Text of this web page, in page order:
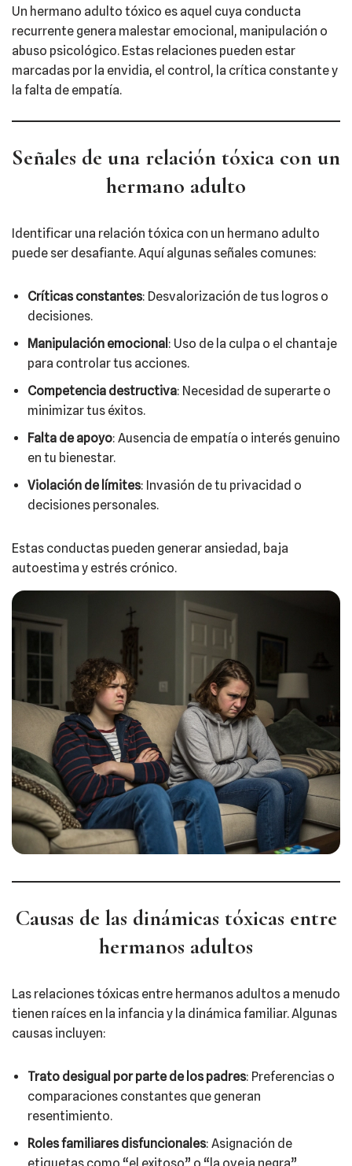
Un hermano adulto tóxico es aquel cuya conducta
recurrente genera malestar emocional, manipulación o
abuso psicológico. Estas relaciones pueden estar
marcadas por la envidia, el control, la crítica constante y
la falta de empatía.
Señales de una relación tóxica con un
hermano adulto
Identificar una relación tóxica con un hermano adulto
puede ser desafiante. Aquí algunas señales comunes:​
Críticas constantes: Desvalorización de tus logros o
decisiones.​
Manipulación emocional : Uso de la culpa o el chantaje
para controlar tus acciones.​
Competencia destructiva: Necesidad de superarte o
minimizar tus éxitos.​
Falta de apoyo: Ausencia de empatía o interés genuino
en tu bienestar.​
Violación de límites: Invasión de tu privacidad o
decisiones personales.​
Estas conductas pueden generar ansiedad, baja
autoestima y estrés crónico.​
Causas de las dinámicas tóxicas entre
hermanos adultos
Las relaciones tóxicas entre hermanos adultos a menudo
tienen raíces en la infancia y la dinámica familiar. Algunas
causas incluyen:​
Trato desigual por parte de los padres: Preferencias o
comparaciones constantes que generan
resentimiento.
Roles familiares disfuncionales: Asignación de